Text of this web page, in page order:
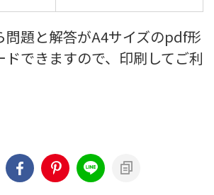
問題と解答がA4サイズのpdf形
ドできますので、印刷してご利